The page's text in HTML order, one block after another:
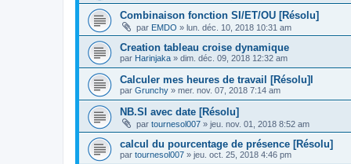
Combinaison fonction SI/ET/OU [Résolu]
par EMDO » lun. déc. 10, 2018 10:31 am
Creation tableau croise dynamique
par Harinjaka » dim. déc. 09, 2018 12:32 am
Calculer mes heures de travail [Résolu]l
par Grunchy » mer. nov. 07, 2018 7:14 am
NB.SI avec date [Résolu]
par tournesol007 » jeu. nov. 01, 2018 8:52 am
calcul du pourcentage de présence [Résolu]
par tournesol007 » jeu. oct. 25, 2018 4:46 pm